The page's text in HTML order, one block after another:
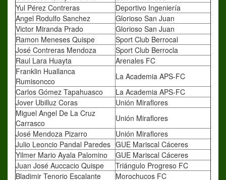
Yul Pérez Contreras
Deportivo Ingeniería
Angel Rodulfo Sanchez
Glorioso San Juan
Victor Miranda Prado
Glorioso San Juan
Ramon Meneses Quispe
Sport Club Berrocal
José Contreras Mendoza
Sport Club Berrocla
Raul Lara Huayta
Arenales FC
Franklin Huallanca
Rumisoncco
La Academia APS-FC
Carlos Gómez Tapahuasco
La Academia APS-FC
Jover Ubilluz Coras
Unión Miraflores
Miguel Angel De La Cruz
Carrasco
Unión Miraflores
José Mendoza Pizarro
Unión Miraflores
Julio Leoncio Pandal Paredes GUE Mariscal Cáceres
Yilmer Mario Ayala Palomino
GUE Mariscal Cáceres
Juan José Auccacio Quispe
Triángulo Progreso FC
Bladimir Tenorio Escalante
Morochucos FC